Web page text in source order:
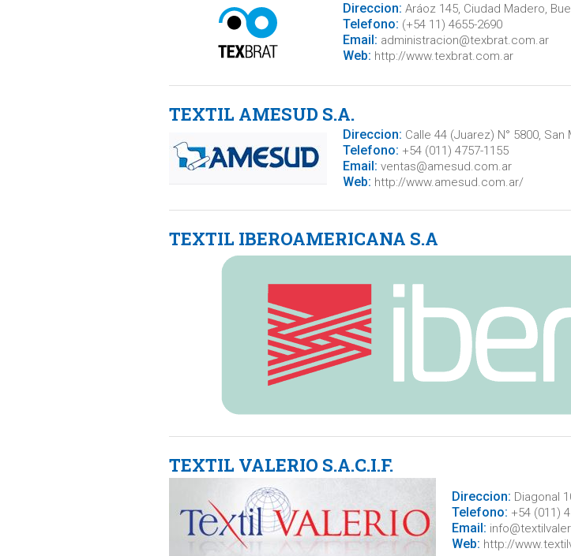
Direccion: Aráoz 145, Ciudad Madero,
Telefono: (+54 11) 4655-2690
Email: administracion@texbrat.com.ar
Web: http://www.texbrat.com.ar
TEXTIL AMESUD S.A.
Direccion: Calle 44 (Juarez) N° 5800, San
Telefono: +54 (011) 4757-1155
Email: ventas@amesud.com.ar
Web: http://www.amesud.com.ar/
TEXTIL IBEROAMERICANA S.A
TEXTIL VALERIO S.A.C.I.F.
Direccion: Diagonal
Telefono: +54 (011)
Email:
Web: http://